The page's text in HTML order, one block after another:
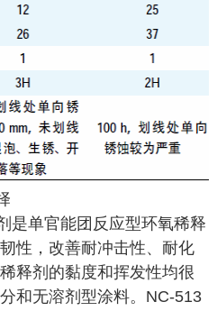
是单官能团反应型环氧稀释
性，改善耐冲击性、耐化
释剂的黏度和挥发性均很
和无溶剂型涂料。NC-513